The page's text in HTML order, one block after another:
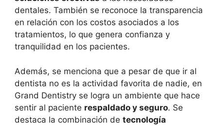
dentales. También se reconoce la transparencia
en relación con los costos asociados a los
tratamientos, lo que genera confianza y
tranquilidad en los pacientes.
Además, se menciona que a pesar de que ir al
dentista no es la actividad favorita de nadie, en
Grand Dentistry se logra un ambiente que hace
sentir al paciente respaldado y seguro. Se
destaca la combinación de tecnología